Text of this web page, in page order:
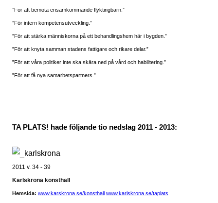
”För att bemöta ensamkommande flyktingbarn.”
”För intern kompetensutveckling.”
”För att stärka människorna på ett behandlingshem här i bygden.”
”För att knyta samman stadens fattigare och rikare delar.”
”För att våra politiker inte ska skära ned på vård och habilitering.”
”För att få nya samarbetspartners.”
TA PLATS! hade följande tio nedslag 2011 - 2013:
2011 v. 34 - 39
Karlskrona konsthall
Hemsida: www.karskrona.se/konsthall www.karlskrona.se/taplats